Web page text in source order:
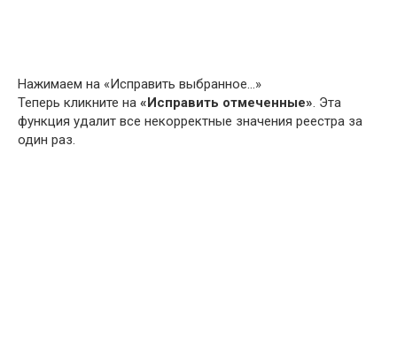
Нажимаем на «Исправить выбранное…»
Теперь кликните на «Исправить отмеченные». Эта
функция удалит все некорректные значения реестра за
один раз.